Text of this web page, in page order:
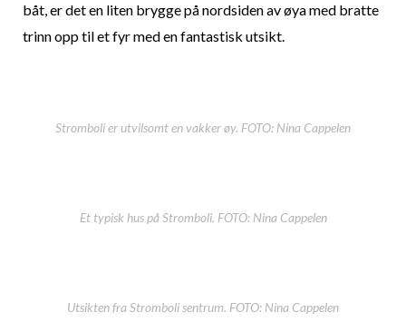
båt, er det en liten brygge på nordsiden av øya med bratte
trinn opp til et fyr med en fantastisk utsikt.
Stromboli er utvilsomt en vakker øy. FOTO: Nina Cappelen
Et typisk hus på Stromboli. FOTO: Nina Cappelen
Utsikten fra Stromboli sentrum. FOTO: Nina Cappelen